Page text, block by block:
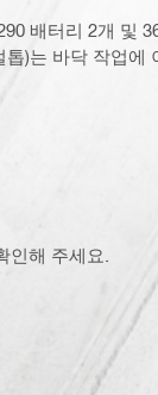
배터리 2개 및
)는 바닥 작업에
해 주세요.